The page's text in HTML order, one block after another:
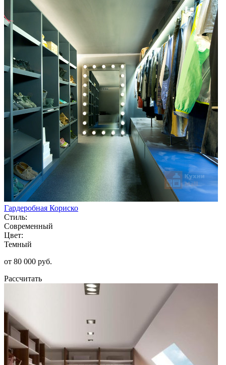
Гардеробная Кориско
Стиль:
Современный
Цвет:
Темный
от 80 000 руб.
Рассчитать